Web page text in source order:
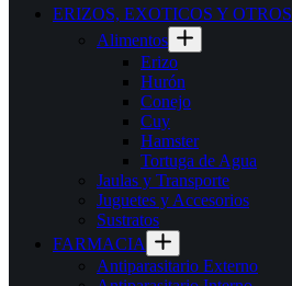
ERIZOS, EXOTICOS Y OTROS
Alimentos
Erizo
Hurón
Conejo
Cuy
Hamster
Tortuga de Agua
Jaulas y Transporte
Juguetes y Accesorios
Sustratos
FARMACIA
Antiparasitario Externo